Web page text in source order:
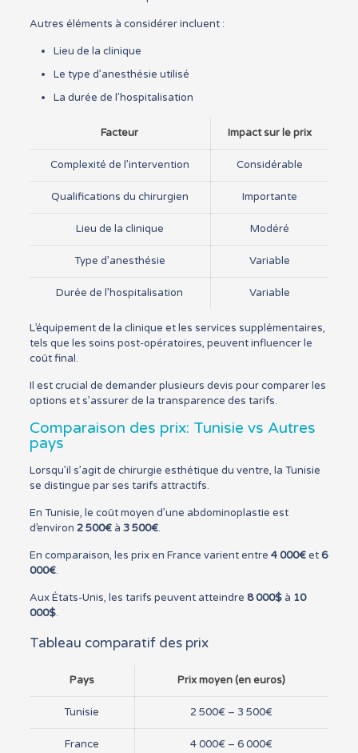
Autres éléments à considérer incluent :
Lieu de la clinique
Le type d’anesthésie utilisé
La durée de l’hospitalisation
Facteur Impact sur le prix
Complexité de l’intervention Considérable
Qualifications du chirurgien Importante
Lieu de la clinique Modéré
Type d’anesthésie Variable
Durée de l’hospitalisation Variable
L’équipement de la clinique et les services supplémentaires,
tels que les soins post-opératoires, peuvent influencer le
coût final.
Il est crucial de demander plusieurs devis pour comparer les
options et s’assurer de la transparence des tarifs.
Comparaison des prix: Tunisie vs Autres
pays
Lorsqu’il s’agit de chirurgie esthétique du ventre, la Tunisie
se distingue par ses tarifs attractifs.
En Tunisie, le coût moyen d’une abdominoplastie est
d’environ 2 500€à 3 500€.
En comparaison, les prix en France varient entre 4 000€et6
000€.
Aux États-Unis, les tarifs peuvent atteindre 8 000$à 10
000$.
Tableau comparatif des prix
Pays Prix moyen (en euros)
Tunisie 2 500€ – 3 500€
France 4 000€ – 6 000€